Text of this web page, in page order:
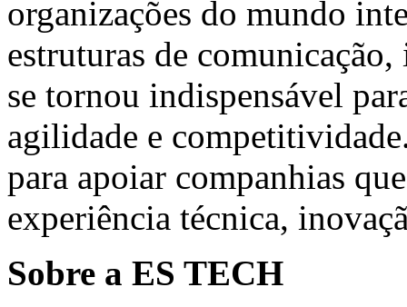
organizações do mundo
estruturas de
se tornou indispensável
agilidade e
para apoiar companhias
experiência técnica,
Sobre a ES TECH